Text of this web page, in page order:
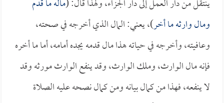
ينتقل من دار العمل إلى دار الجزاء، ولهذا قال: (ماله ما قدم
ومال وارثه ما أخر)، يعني: المال الذي أخرجه في صحته،
وعافيته، وأخرجه في حياته هذا مال قدمه يجده أمامه، أما ما أخره
فإنه مال الوارث، وملك الوارث، وقد ينفع الوارث مورثه وقد
لا ينفعه، فهذا من كمال بيانه ومن كمال نصحه عليه الصلاة